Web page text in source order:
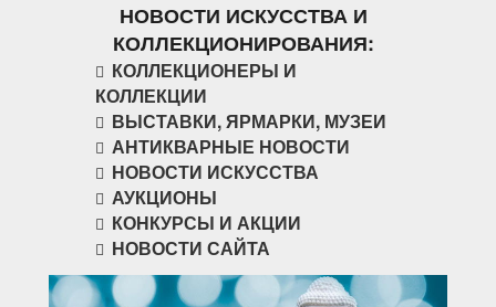
НОВОСТИ ИСКУССТВА И
КОЛЛЕКЦИОНИРОВАНИЯ:
КОЛЛЕКЦИОНЕРЫ И
КОЛЛЕКЦИИ
ВЫСТАВКИ, ЯРМАРКИ, МУЗЕИ
АНТИКВАРНЫЕ НОВОСТИ
НОВОСТИ ИСКУССТВА
АУКЦИОНЫ
КОНКУРСЫ И АКЦИИ
НОВОСТИ САЙТА